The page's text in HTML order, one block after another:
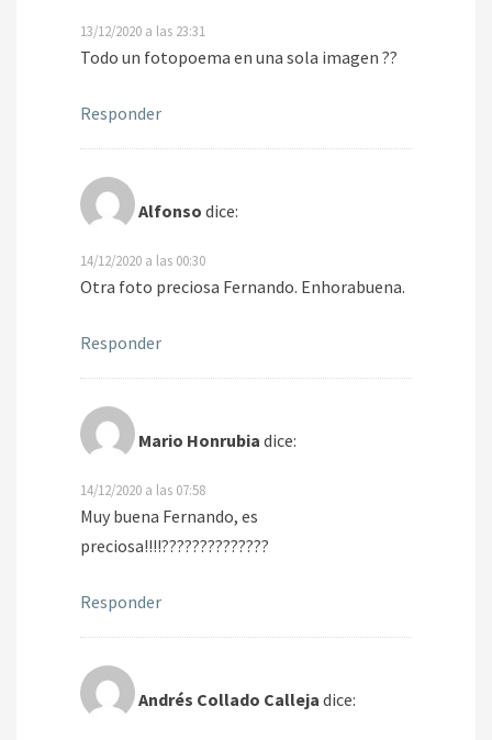
13/12/2020 a las 23:31
Todo un fotopoema en una sola imagen ??
Responder
Alfonso dice:
14/12/2020 a las 00:30
Otra foto preciosa Fernando. Enhorabuena.
Responder
Mario Honrubia dice:
14/12/2020 a las 07:58
Muy buena Fernando, es
preciosa!!!!??????????????
Responder
Andrés Collado Calleja dice: